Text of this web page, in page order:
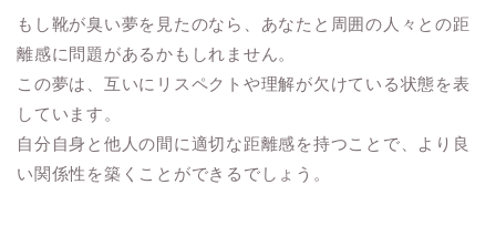
もし靴が臭い夢を見たのなら、あなたと周囲の人々との距
離感に問題があるかもしれません。
この夢は、互いにリスペクトや理解が欠けている状態を表
しています。
自分自身と他人の間に適切な距離感を持つことで、より良
い関係性を築くことができるでしょう。